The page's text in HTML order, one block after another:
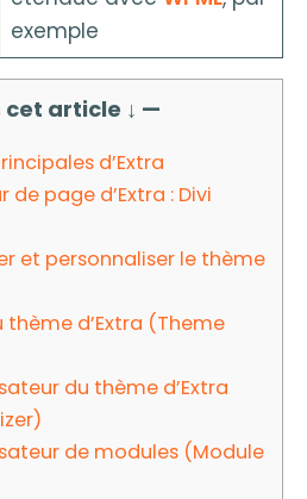
exemple
cet article ↓ —
d’Extra
de page d’Extra : Divi
et personnaliser le thème
thème d’Extra (Theme
du thème d’Extra
de modules (Module